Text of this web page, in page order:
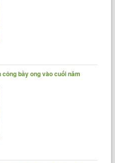
bầy ong vào cuối năm